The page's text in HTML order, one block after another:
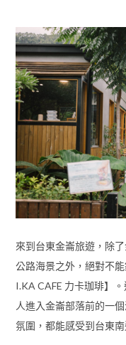
來到台東金崙旅遊，除
公路海景之外，絕對不
I.KA CAFE 力卡珈琲】
人進入金崙部落前的一
氛圍，都能感受到台東